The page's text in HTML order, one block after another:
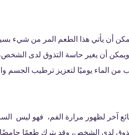
أن يأتي هذا الطعم المر من شيء
ويمكن أن يغير حاسة التذوق لدى
من الماء يوميًا لتعزيز ترطيب الجسم
آخر لظهور مرارة الفم، فهو ليس
لدى الشخص، وقد يترك طعمًا حامضًا